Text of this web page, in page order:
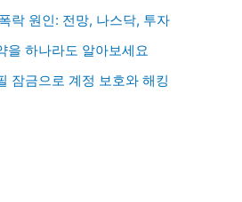
락 원인: 전망, 나스닥, 투자
을 하나라도 알아보세요
잠금으로 계정 보호와 해킹